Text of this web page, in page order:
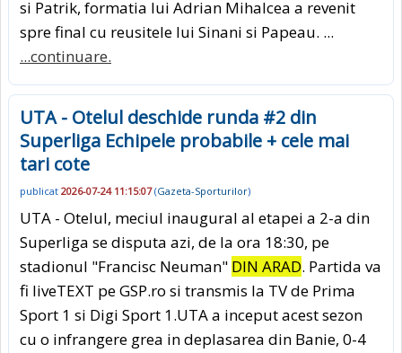
si Patrik, formatia lui Adrian Mihalcea a revenit
spre final cu reusitele lui Sinani si Papeau. ...
...continuare.
UTA - Otelul deschide runda #2 din
Superliga Echipele probabile + cele mai
tari cote
publicat 2026-07-24 11:15:07(Gazeta-Sporturilor)
UTA - Otelul, meciul inaugural al etapei a 2-a din
Superliga se disputa azi, de la ora 18:30, pe
stadionul "Francisc Neuman" DIN ARAD. Partida va
fi liveTEXT pe GSP.ro si transmis la TV de Prima
Sport 1 si Digi Sport 1.UTA a inceput acest sezon
cu o infrangere grea in deplasarea din Banie, 0-4